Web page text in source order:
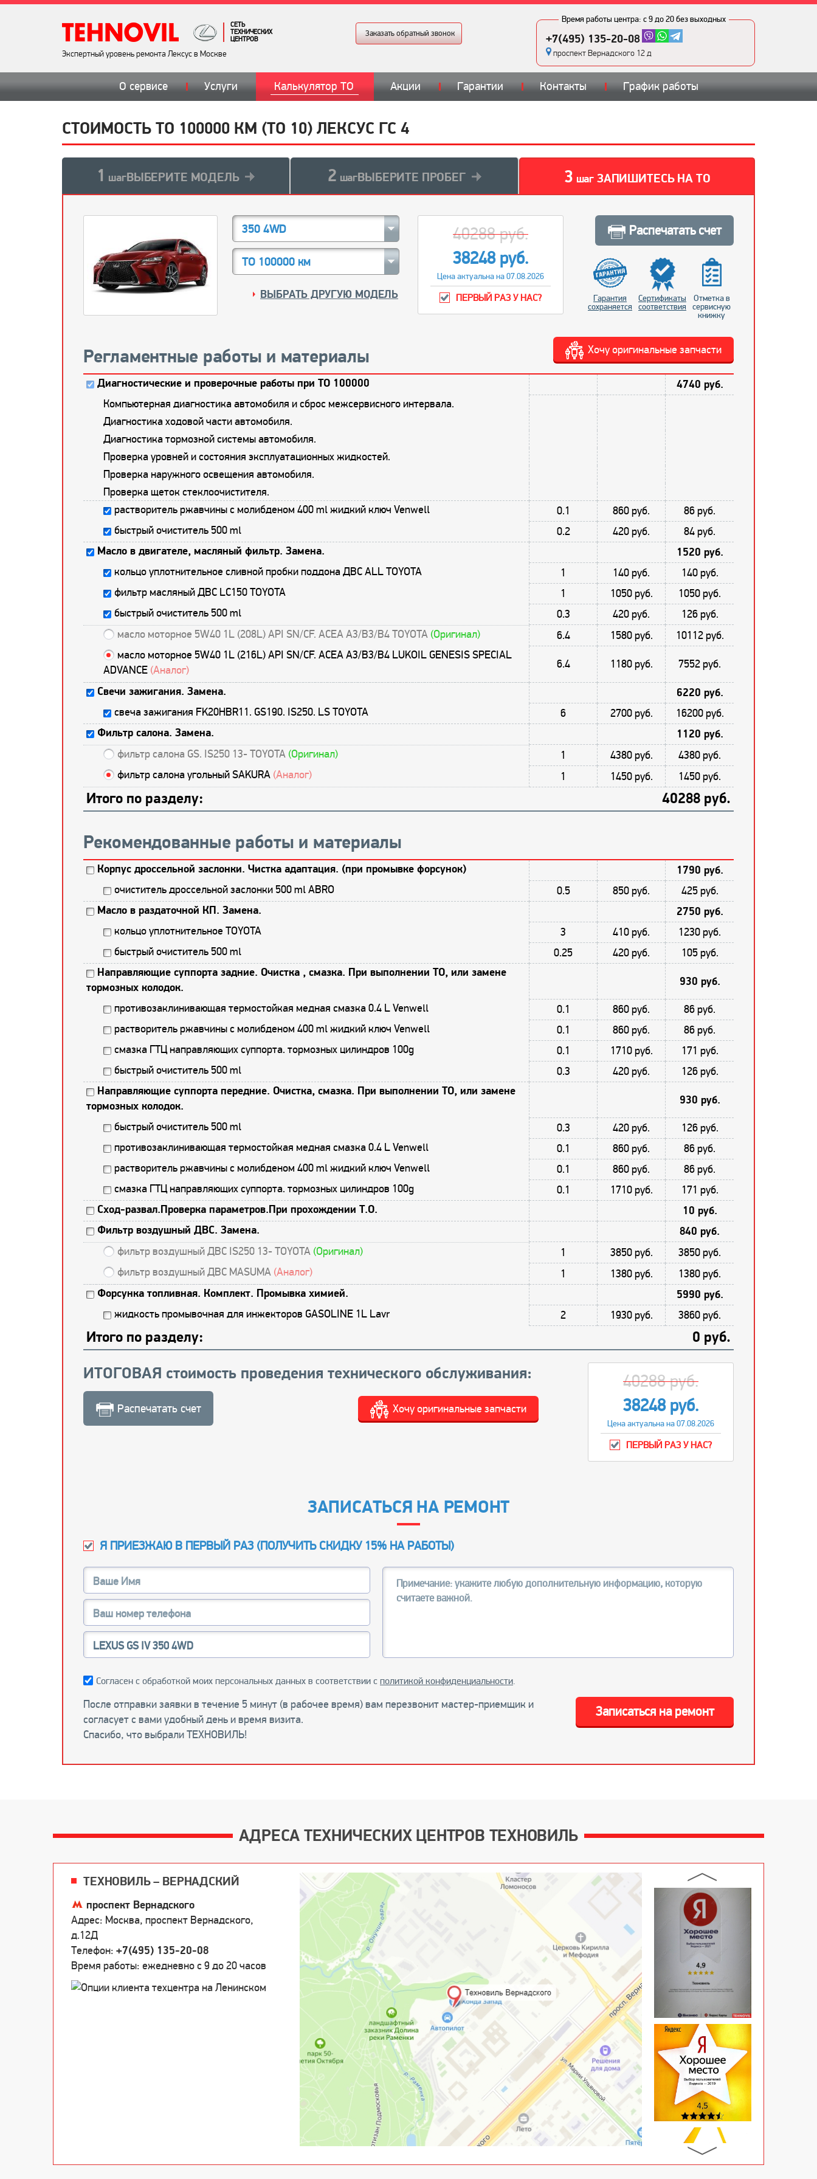
СЕТЬ
ТЕХНИЧЕСКИХ
ЦЕНТРОВ
Экспертный уровень ремонта Лексус в Москве
Заказать обратный звонок
Время работы центра: с 9 до 20 без выходных
+7(495) 135-20-08
проспект Вернадского 12 д
О сервисе Услуги Калькулятор ТО Акции Гарантии Контакты График работы
СТОИМОСТЬ ТО 100000 КМ (ТО 10) ЛЕКСУС ГС 4
1 шагВЫБЕРИТЕ МОДЕЛЬ 2 шагВЫБЕРИТЕ ПРОБЕГ 3 шаг ЗАПИШИТЕСЬ НА ТО
350 4WD
ТО 100000 км
ВЫБРАТЬ ДРУГУЮ МОДЕЛЬ
40288 руб.
38248 руб.
Цена актуальна на 07.08.2026
ПЕРВЫЙ РАЗ У НАС?
Распечатать счет
Гарантия
сохраняется
Сертификаты
соответствия
Отметка в
сервисную
книжку
Хочу оригинальные запчасти
Регламентные работы и материалы
Диагностические и проверочные работы при ТО 100000 4740 руб.
Компьютерная диагностика автомобиля и сброс межсервисного интервала.
Диагностика ходовой части автомобиля.
Диагностика тормозной системы автомобиля.
Проверка уровней и состояния эксплуатационных жидкостей.
Проверка наружного освещения автомобиля.
Проверка щеток стеклоочистителя.
растворитель ржавчины с молибденом 400 ml жидкий ключ Venwell
0.1 860 руб.
86 руб.
быстрый очиститель 500 ml
0.2 420 руб. 84 руб.
Масло в двигателе, масляный фильтр. Замена. 1520 руб.
кольцо уплотнительное сливной пробки поддона ДВС ALL TOYOTA 1 140 руб.
140 руб.
фильтр масляный ДВС LC150 TOYOTA
1 1050 руб.
1050 руб.
быстрый очиститель 500 ml
0.3 420 руб.
126 руб.
масло моторное 5W40 1L (208L) API SN/CF. ACEA A3/B3/B4 TOYOTA (Оригинал) 6.4 1580 руб.
10112 руб.
масло моторное 5W40 1L (216L) API SN/CF. ACEA A3/B3/B4 LUKOIL GENESIS SPECIAL
ADVANCE (Аналог) 6.4 1180 руб. 7552 руб.
Свечи зажигания. Замена. 6220 руб.
свеча зажигания FK20HBR11. GS190. IS250. LS TOYOTA 6 2700 руб. 16200 руб.
Фильтр салона. Замена. 1120 руб.
фильтр салона GS. IS250 13- TOYOTA (Оригинал) 1 4380 руб.
4380 руб.
фильтр салона угольный SAKURA (Аналог) 1 1450 руб. 1450 руб.
Итого по разделу: 40288 руб.
Рекомендованные работы и материалы
Корпус дроссельной заслонки. Чистка адаптация. (при промывке форсунок) 1790 руб.
очиститель дроссельной заслонки 500 ml ABRO 0.5 850 руб. 425 руб.
Масло в раздаточной КП. Замена. 2750 руб.
кольцо уплотнительное TOYOTA 3 410 руб.
1230 руб.
быстрый очиститель 500 ml
0.25 420 руб. 105 руб.
Направляющие суппорта задние. Очистка , смазка. При выполнении ТО, или замене
тормозных колодок.
930 руб.
противозаклинивающая термостойкая медная смазка 0.4 L Venwell 0.1 860 руб.
86 руб.
растворитель ржавчины с молибденом 400 ml жидкий ключ Venwell
0.1 860 руб.
86 руб.
смазка ГТЦ направляющих суппорта. тормозных цилиндров 100g
0.1 1710 руб.
171 руб.
быстрый очиститель 500 ml
0.3 420 руб. 126 руб.
Направляющие суппорта передние. Очистка, смазка. При выполнении ТО, или замене
тормозных колодок.
930 руб.
быстрый очиститель 500 ml 0.3 420 руб.
126 руб.
противозаклинивающая термостойкая медная смазка 0.4 L Venwell
0.1 860 руб.
86 руб.
растворитель ржавчины с молибденом 400 ml жидкий ключ Venwell
0.1 860 руб.
86 руб.
смазка ГТЦ направляющих суппорта. тормозных цилиндров 100g
0.1 1710 руб. 171 руб.
Сход-развал.Проверка параметров.При прохождении Т.О.
10 руб.
Фильтр воздушный ДВС. Замена.
840 руб.
фильтр воздушный ДВС IS250 13- TOYOTA (Оригинал) 1 3850 руб.
3850 руб.
фильтр воздушный ДВС MASUMA (Аналог) 1 1380 руб. 1380 руб.
Форсунка топливная. Комплект. Промывка химией. 5990 руб.
жидкость промывочная для инжекторов GASOLINE 1L Lavr 2 1930 руб. 3860 руб.
Итого по разделу: 0 руб.
ИТОГОВАЯ стоимость проведения технического обслуживания:
Распечатать счет Хочу оригинальные запчасти
40288 руб.
38248 руб.
Цена актуальна на 07.08.2026
ПЕРВЫЙ РАЗ У НАС?
ЗАПИСАТЬСЯ НА РЕМОНТ
Я ПРИЕЗЖАЮ В ПЕРВЫЙ РАЗ (ПОЛУЧИТЬ СКИДКУ 15% НА РАБОТЫ)
Согласен с обработкой моих персональных данных в соответствии с политикой конфиденциальности.
После отправки заявки в течение 5 минут (в рабочее время) вам перезвонит мастер-приемщик и
согласует с вами удобный день и время визита.
Спасибо, что выбрали ТЕХНОВИЛЬ!
Записаться на ремонт
АДРЕСА ТЕХНИЧЕСКИХ ЦЕНТРОВ ТЕХНОВИЛЬ
ТЕХНОВИЛЬ – ВЕРНАДСКИЙ
проспект Вернадского
Адрес: Москва, проспект Вернадского,
д.12Д
Телефон: +7(495) 135-20-08
Время работы: ежедневно c 9 до 20 часов